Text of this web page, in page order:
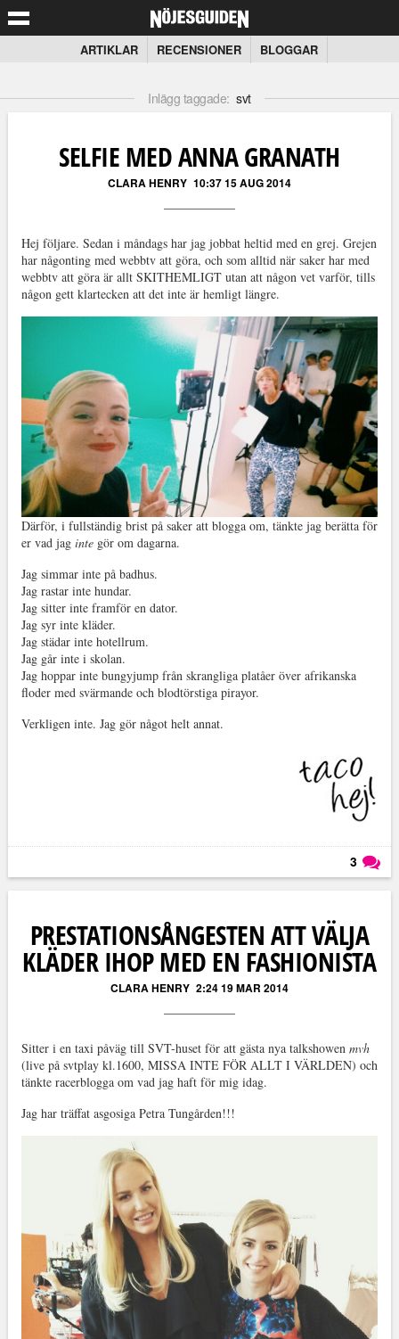
ARTIKLAR RECENSIONER BLOGGAR
Inlägg taggade: svt
SELFIE MED ANNA GRANATH
CLARA HENRY 10:37 15 AUG 2014
Hej följare. Sedan i måndags har jag jobbat heltid med en grej. Grejen
har någonting med webbtv att göra, och som alltid när saker har med
webbtv att göra är allt SKITHEMLIGT utan att någon vet varför, tills
någon gett klartecken att det inte är hemligt längre.
Därför, i fullständig brist på saker att blogga om, tänkte jag berätta för
er vad jag inte gör om dagarna.
Jag simmar inte på badhus.
Jag rastar inte hundar.
Jag sitter inte framför en dator.
Jag syr inte kläder.
Jag städar inte hotellrum.
Jag går inte i skolan.
Jag hoppar inte bungyjump från skrangliga platåer över afrikanska
floder med svärmande och blodtörstiga pirayor.
Verkligen inte. Jag gör något helt annat.
3
PRESTATIONSÅNGESTEN ATT VÄLJA
KLÄDER IHOP MED EN FASHIONISTA
CLARA HENRY 2:24 19 MAR 2014
Sitter i en taxi påväg till SVT-huset för att gästa nya talkshowen mvh
(live på svtplay kl.1600, MISSA INTE FÖR ALLT I VÄRLDEN) och
tänkte racerblogga om vad jag haft för mig idag.
Jag har träffat asgosiga Petra Tungården!!!